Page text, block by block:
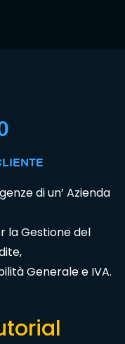
di un’ Azienda
la Gestione del
Generale e IVA.